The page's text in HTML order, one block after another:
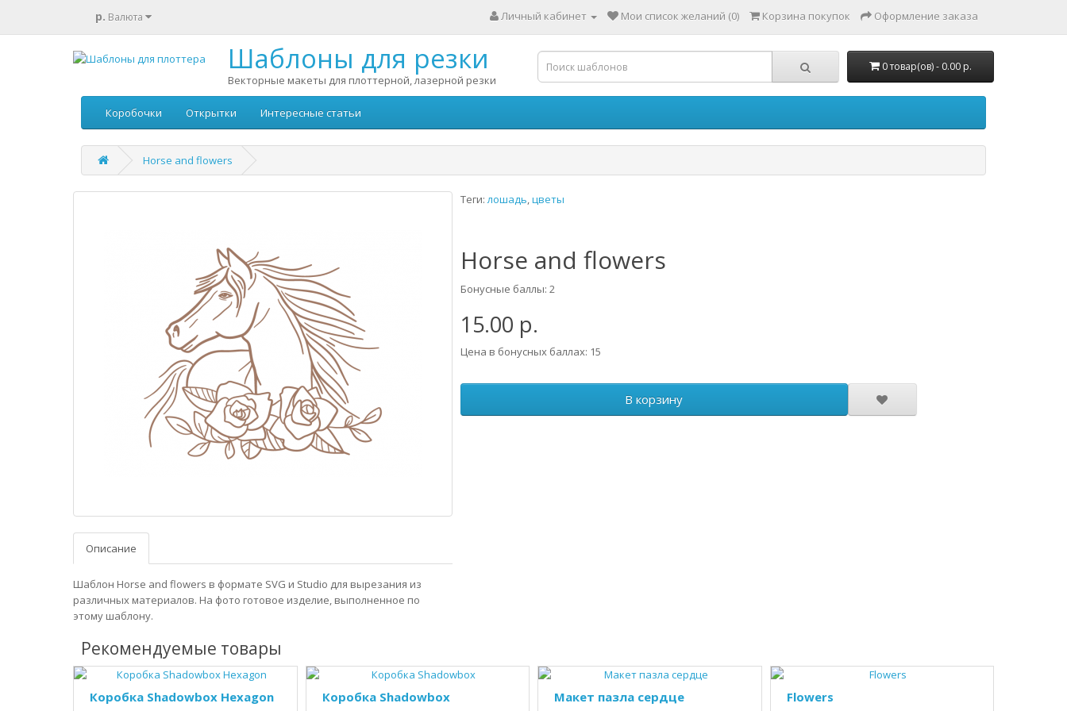
р. Валюта Личный кабинет Мои список желаний (0) Корзина покупок Оформление заказа
Шаблоны для резки
Векторные макеты для плоттерной, лазерной резки
0 товар(ов) - 0.00 р.
Коробочки Открытки Интересные статьи
Horse and flowers
Описание
Шаблон Horse and flowers в формате SVG и Studio для вырезания из
различных материалов. На фото готовое изделие, выполненное по
этому шаблону.
Теги:лошадь,цветы
Horse and flowers
Бонусные баллы: 2
15.00 р.
Цена в бонусных баллах: 15
В корзину
Рекомендуемые товары
Коробка Shadowbox Hexagon Коробка Shadowbox Макет пазла сердце Flowers